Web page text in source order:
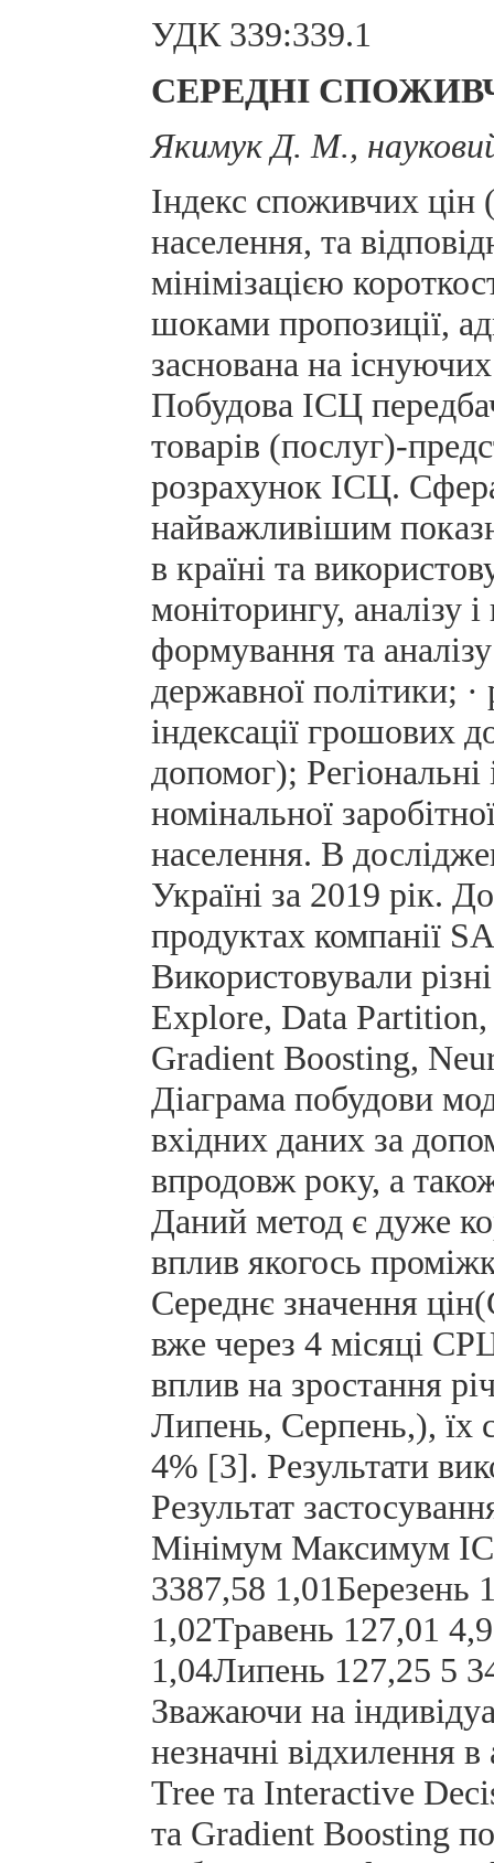
УДК 339:339.1
СЕРЕДНІ
Якимук Д. М.,
Індекс споживчих
населення, та
мінімізацією
шоками пропозиції,
заснована на
Побудова ІСЦ
товарів (послуг)-
розрахунок ІСЦ.
найважливішим
в країні та
моніторингу, аналізу
формування та
державної політики;
індексації грошових
допомог);
номінальної
населення. В
Україні за 2019 рік.
продуктах компанії
Використовували
Explore, Data
Gradient Boosting,
Діаграма побудови
вхідних даних за
впродовж року, а
Даний метод є дуже
вплив якогось
Середнє значення
вже через 4 місяці
вплив на зростання
Липень, Серпень,), їх
4% [3]. Результати
Результат
Мінімум Максимум
3387,58 1,01Березень
1,02Травень 127,01
1,04Липень 127,25 5
Зважаючи на
незначні відхилення
Tree та Interactive
та Gradient Boosting